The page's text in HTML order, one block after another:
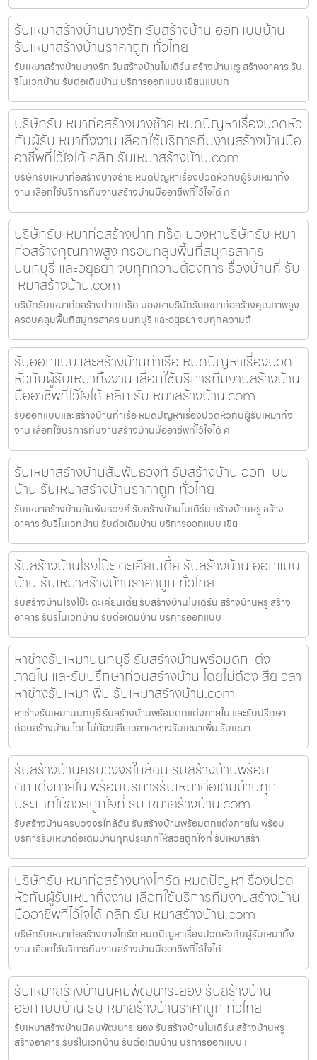
รับเหมาสร้างบ้านบางรัก รับสร้างบ้าน ออกแบบบ้าน
รับเหมาสร้างบ้านราคาถูก ทั่วไทย
รับเหมาสร้างบ้านบางรัก รับสร้างบ้านโมเดิร์น สร้างบ้านหรู สร้างอาคาร รับ
รีโนเวทบ้าน รับต่อเติมบ้าน บริการออกแบบ เขียนแบบก
บริษัทรับเหมาก่อสร้างบางซ้าย หมดปัญหาเรื่องปวดหัว
กับผู้รับเหมาทิ้งงาน เลือกใช้บริการทีมงานสร้างบ้านมือ
อาชีพที่ไว้ใจได้ คลิก รับเหมาสร้างบ้าน.com
บริษัทรับเหมาก่อสร้างบางซ้าย หมดปัญหาเรื่องปวดหัวกับผู้รับเหมาทิ้ง
งาน เลือกใช้บริการทีมงานสร้างบ้านมืออาชีพที่ไว้ใจได้ ค
บริษัทรับเหมาก่อสร้างปากเกร็ด มองหาบริษัทรับเหมา
ก่อสร้างคุณภาพสูง ครอบคลุมพื้นที่สมุทรสาคร
นนทบุรี และอยุธยา จบทุกความต้องการเรื่องบ้านที่ รับ
เหมาสร้างบ้าน.com
บริษัทรับเหมาก่อสร้างปากเกร็ด มองหาบริษัทรับเหมาก่อสร้างคุณภาพสูง
ครอบคลุมพื้นที่สมุทรสาคร นนทบุรี และอยุธยา จบทุกความต้
รับออกแบบและสร้างบ้านท่าเรือ หมดปัญหาเรื่องปวด
หัวกับผู้รับเหมาทิ้งงาน เลือกใช้บริการทีมงานสร้างบ้าน
มืออาชีพที่ไว้ใจได้ คลิก รับเหมาสร้างบ้าน.com
รับออกแบบและสร้างบ้านท่าเรือ หมดปัญหาเรื่องปวดหัวกับผู้รับเหมาทิ้ง
งาน เลือกใช้บริการทีมงานสร้างบ้านมืออาชีพที่ไว้ใจได้ ค
รับเหมาสร้างบ้านสัมพันธวงศ์ รับสร้างบ้าน ออกแบบ
บ้าน รับเหมาสร้างบ้านราคาถูก ทั่วไทย
รับเหมาสร้างบ้านสัมพันธวงศ์ รับสร้างบ้านโมเดิร์น สร้างบ้านหรู สร้าง
อาคาร รับรีโนเวทบ้าน รับต่อเติมบ้าน บริการออกแบบ เขีย
รับสร้างบ้านโรงโป๊ะ ตะเคียนเตี้ย รับสร้างบ้าน ออกแบบ
บ้าน รับเหมาสร้างบ้านราคาถูก ทั่วไทย
รับสร้างบ้านโรงโป๊ะ ตะเคียนเตี้ย รับสร้างบ้านโมเดิร์น สร้างบ้านหรู สร้าง
อาคาร รับรีโนเวทบ้าน รับต่อเติมบ้าน บริการออกแบบ
หาช่างรับเหมานนทบุรี รับสร้างบ้านพร้อมตกแต่ง
ภายใน และรับปรึกษาก่อนสร้างบ้าน โดยไม่ต้องเสียเวลา
หาช่างรับเหมาเพิ่ม รับเหมาสร้างบ้าน.com
หาช่างรับเหมานนทบุรี รับสร้างบ้านพร้อมตกแต่งภายใน และรับปรึกษา
ก่อนสร้างบ้าน โดยไม่ต้องเสียเวลาหาช่างรับเหมาเพิ่ม รับเหมา
รับสร้างบ้านครบวงจรใกล้ฉัน รับสร้างบ้านพร้อม
ตกแต่งภายใน พร้อมบริการรับเหมาต่อเติมบ้านทุก
ประเภทให้สวยถูกใจที่ รับเหมาสร้างบ้าน.com
รับสร้างบ้านครบวงจรใกล้ฉัน รับสร้างบ้านพร้อมตกแต่งภายใน พร้อม
บริการรับเหมาต่อเติมบ้านทุกประเภทให้สวยถูกใจที่ รับเหมาสร้า
บริษัทรับเหมาก่อสร้างบางโทรัด หมดปัญหาเรื่องปวด
หัวกับผู้รับเหมาทิ้งงาน เลือกใช้บริการทีมงานสร้างบ้าน
มืออาชีพที่ไว้ใจได้ คลิก รับเหมาสร้างบ้าน.com
บริษัทรับเหมาก่อสร้างบางโทรัด หมดปัญหาเรื่องปวดหัวกับผู้รับเหมาทิ้ง
งาน เลือกใช้บริการทีมงานสร้างบ้านมืออาชีพที่ไว้ใจได้
รับเหมาสร้างบ้านนิคมพัฒนาระยอง รับสร้างบ้าน
ออกแบบบ้าน รับเหมาสร้างบ้านราคาถูก ทั่วไทย
รับเหมาสร้างบ้านนิคมพัฒนาระยอง รับสร้างบ้านโมเดิร์น สร้างบ้านหรู
สร้างอาคาร รับรีโนเวทบ้าน รับต่อเติมบ้าน บริการออกแบบ เ